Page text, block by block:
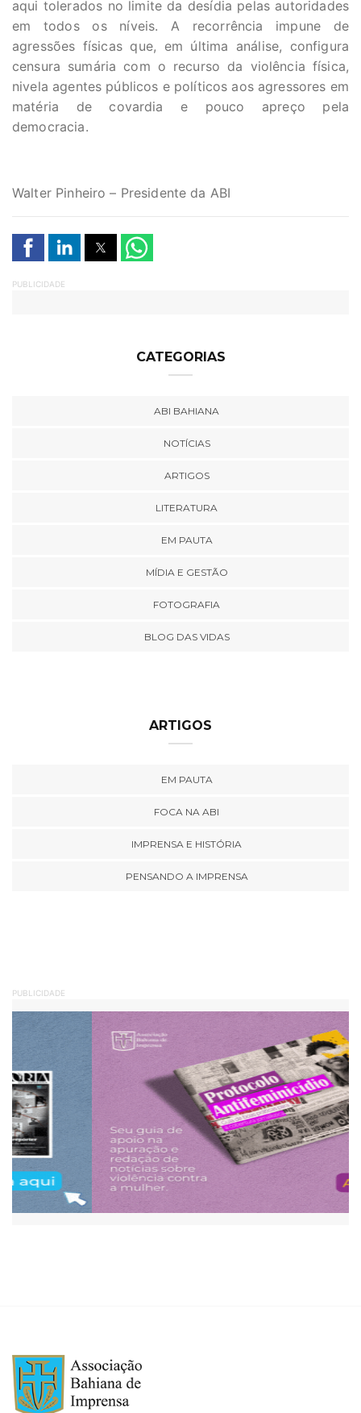
aqui tolerados no limite da desídia pelas autoridades
em todos os níveis. A recorrência impune de
agressões físicas que, em última análise, configura
censura sumária com o recurso da violência física,
nivela agentes públicos e políticos aos agressores em
matéria de covardia e pouco apreço pela
democracia.
Walter Pinheiro – Presidente da ABI
PUBLICIDADE
CATEGORIAS
ABI BAHIANA
NOTÍCIAS
ARTIGOS
LITERATURA
EM PAUTA
MÍDIA E GESTÃO
FOTOGRAFIA
BLOG DAS VIDAS
ARTIGOS
EM PAUTA
FOCA NA ABI
IMPRENSA E HISTÓRIA
PENSANDO A IMPRENSA
PUBLICIDADE